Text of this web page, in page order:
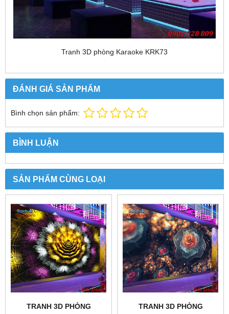
Tranh 3D phòng Karaoke KRK73
ĐÁNH GIÁ SẢN PHẨM
Bình chọn sản phẩm:
BÌNH LUẬN
SẢN PHẨM CÙNG LOẠI
TRANH 3D PHÒNG
TRANH 3D PHÒNG